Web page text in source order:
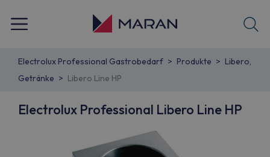
Electrolux Professional Gastrobedarf Produkte
Libero,
Getränke
Libero Line HP
Electrolux Professional Libero Line HP